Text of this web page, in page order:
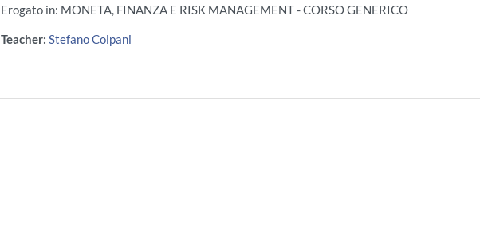
Erogato in: MONETA, FINANZA E RISK MANAGEMENT - CORSO GENERICO
Teacher: Stefano Colpani